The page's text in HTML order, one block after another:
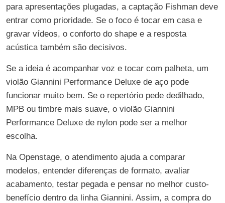
para apresentações plugadas, a captação Fishman deve
entrar como prioridade. Se o foco é tocar em casa e
gravar vídeos, o conforto do shape e a resposta
acústica também são decisivos.
Se a ideia é acompanhar voz e tocar com palheta, um
violão Giannini Performance Deluxe de aço pode
funcionar muito bem. Se o repertório pede dedilhado,
MPB ou timbre mais suave, o violão Giannini
Performance Deluxe de nylon pode ser a melhor
escolha.
Na Openstage, o atendimento ajuda a comparar
modelos, entender diferenças de formato, avaliar
acabamento, testar pegada e pensar no melhor custo-
benefício dentro da linha Giannini. Assim, a compra do